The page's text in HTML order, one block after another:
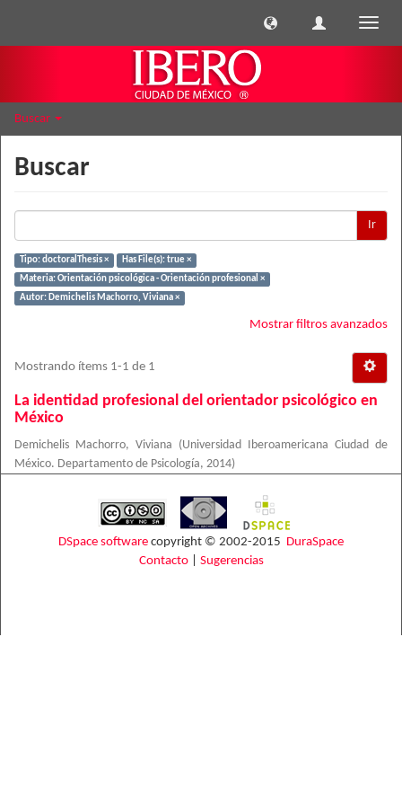
Buscar
Buscar
Ir
Tipo: doctoralThesis ×
Has File(s): true ×
Materia: Orientación psicológica - Orientación profesional ×
Autor: Demichelis Machorro, Viviana ×
Mostrar filtros avanzados
Mostrando ítems 1-1 de 1
La identidad profesional del orientador psicológico en
México
Demichelis Machorro, Viviana (Universidad Iberoamericana Ciudad de
México. Departamento de Psicología, 2014)
DSpace software copyright © 2002-2015 DuraSpace
Contacto| Sugerencias